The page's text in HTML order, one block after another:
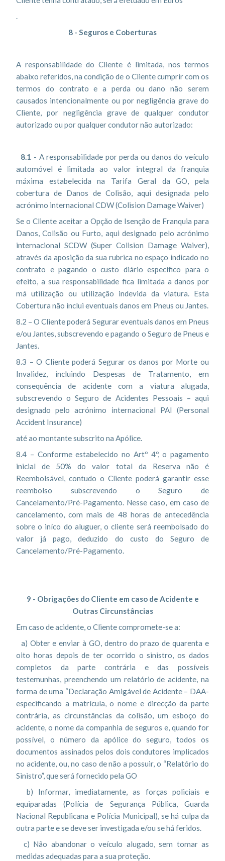
.
8 - Seguros e Coberturas
A responsabilidade do Cliente é limitada, nos termos
abaixo referidos, na condição de o Cliente cumprir com os
termos do contrato e a perda ou dano não serem
causados intencionalmente ou por negligência grave do
Cliente, por negligência grave de qualquer condutor
autorizado ou por qualquer condutor não autorizado:
8.1 - A responsabilidade por perda ou danos do veículo
automóvel é limitada ao valor integral da franquia
máxima estabelecida na Tarifa Geral da GO, pela
cobertura de Danos de Colisão, aqui designada pelo
acrónimo internacional CDW (Colision Damage Waiver)
Se o Cliente aceitar a Opção de Isenção de Franquia para
Danos, Colisão ou Furto, aqui designado pelo acrónimo
internacional SCDW (Super Colision Damage Waiver),
através da aposição da sua rubrica no espaço indicado no
contrato e pagando o custo diário específico para o
efeito, a sua responsabilidade fica limitada a danos por
má utilização ou utilização indevida da viatura. Esta
Cobertura não inclui eventuais danos em Pneus ou Jantes.
8.2 – O Cliente poderá Segurar eventuais danos em Pneus
e/ou Jantes, subscrevendo e pagando o Seguro de Pneus e
Jantes.
8.3 – O Cliente poderá Segurar os danos por Morte ou
Invalidez, incluindo Despesas de Tratamento, em
consequência de acidente com a viatura alugada,
subscrevendo o Seguro de Acidentes Pessoais – aqui
designado pelo acrónimo internacional PAI (Personal
Accident Insurance)
até ao montante subscrito na Apólice.
8.4 – Conforme estabelecido no Artº 4º, o pagamento
inicial de 50% do valor total da Reserva não é
Reembolsável, contudo o Cliente poderá garantir esse
reembolso subscrevendo o Seguro de
Cancelamento/Pré-Pagamento. Nesse caso, em caso de
cancelamento, com mais de 48 horas de antecedência
sobre o iníco do aluguer, o cliente será reembolsado do
valor já pago, deduzido do custo do Seguro de
Cancelamento/Pré-Pagamento.
9 - Obrigações do Cliente em caso de Acidente e
Outras Circunstâncias
Em caso de acidente, o Cliente compromete-se a:
a) Obter e enviar à GO, dentro do prazo de quarenta e
oito horas depois de ter ocorrido o sinistro, os dados
completos da parte contrária e das possíveis
testemunhas, preenchendo um relatório de acidente, na
forma de uma “Declaração Amigável de Acidente – DAA-
especificando a matrícula, o nome e direcção da parte
contrária, as circunstâncias da colisão, um esboço do
acidente, o nome da companhia de seguros e, quando for
possível, o número da apólice do seguro, todos os
documentos assinados pelos dois condutores implicados
no acidente, ou, no caso de não a possuir, o “Relatório do
Sinistro”, que será fornecido pela GO
b) Informar, imediatamente, as forças policiais e
equiparadas (Polícia de Segurança Pública, Guarda
Nacional Republicana e Polícia Municipal), se há culpa da
outra parte e se deve ser investigada e/ou se há feridos.
c) Não abandonar o veículo alugado, sem tomar as
medidas adequadas para a sua proteção.